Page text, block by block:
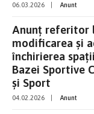
06.03.2026 Anunt
Anunț referitor
modificarea și
închirierea
Bazei Sportive
și Sport
04.02.2026 Anunt